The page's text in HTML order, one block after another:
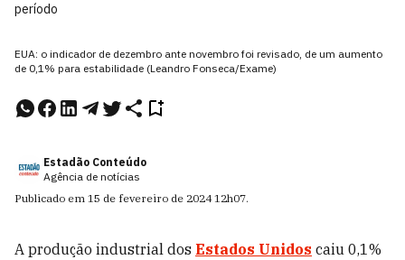
período
EUA: o indicador de dezembro ante novembro foi revisado, de um aumento
de 0,1% para estabilidade (Leandro Fonseca/Exame)
Estadão Conteúdo
Agência de notícias
Publicado em 15 de fevereiro de 2024 12h07.
A produção industrial dos Estados Unidos caiu 0,1%